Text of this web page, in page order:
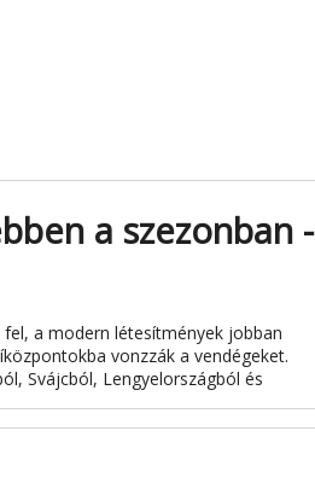
a szezonban -
a modern létesítmények jobban
vonzzák a vendégeket.
Svájcból, Lengyelországból és